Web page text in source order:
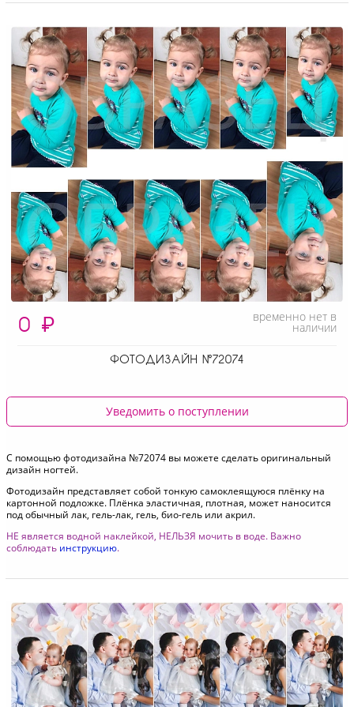
0 ₽ временно нет в
наличии
ФОТОДИЗАЙН №72074
Уведомить о поступлении
С помощью фотодизайна №72074 вы можете сделать оригинальный
дизайн ногтей.
Фотодизайн представляет собой тонкую самоклеящуюся плёнку на
картонной подложке. Плёнка эластичная, плотная, может наносится
под обычный лак, гель-лак, гель, био-гель или акрил.
НЕ является водной наклейкой, НЕЛЬЗЯ мочить в воде. Важно
соблюдать инструкцию.